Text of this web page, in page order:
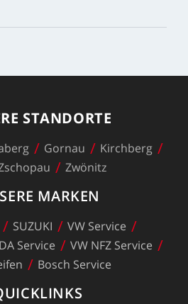
STANDORTE
Gornau
Kirchberg
Zwönitz
MARKEN
SUZUKI VW Service
Service VW NFZ Service
Bosch Service